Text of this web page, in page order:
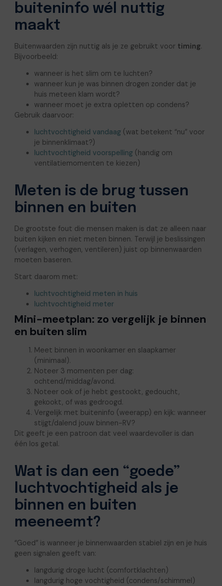
buiteninfo wél nuttig
maakt
Buitenwaarden zijn nuttig als je ze gebruikt voor timing.
Bijvoorbeeld:
wanneer is het slim om te luchten?
wanneer kun je was binnen drogen zonder dat je
huis meteen klam wordt?
wanneer moet je extra opletten op condens?
Gebruik daarvoor:
luchtvochtigheid vandaag(wat betekent “nu” voor
je binnenklimaat?)
luchtvochtigheid voorspelling(handig om
ventilatiemomenten te kiezen)
Meten is de brug tussen
binnen en buiten
De grootste fout die mensen maken is dat ze alleen naar
buiten kijken en niet meten binnen. Terwijl je beslissingen
(verlagen, verhogen, ventileren) juist op binnenwaarden
moeten baseren.
Start daarom met:
luchtvochtigheid meten in huis
luchtvochtigheid meter
Mini-meetplan: zo vergelijk je binnen
en buiten slim
Meet binnen in woonkamer en slaapkamer
(minimaal).
Noteer 3 momenten per dag:
ochtend/middag/avond.
Noteer ook of je hebt gestookt, gedoucht,
gekookt, of was gedroogd.
Vergelijk met buiteninfo (weerapp) en kijk: wanneer
stijgt/dalend jouw binnen-RV?
Dit geeft je een patroon dat veel waardevoller is dan
één los getal.
Wat is dan een “goede”
luchtvochtigheid als je
binnen en buiten
meeneemt?
“Goed” is wanneer je binnenwaarden stabiel zijn en je huis
geen signalen geeft van:
langdurig droge lucht (comfortklachten)
langdurig hoge vochtigheid (condens/schimmel)